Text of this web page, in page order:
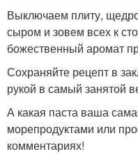
Выключаем плиту,
сыром и зовем всех к
божественный аромат
Сохраняйте рецепт в
рукой в самый занятой
А какая паста ваша
морепродуктами или
комментариях!